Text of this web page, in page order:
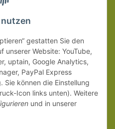
ab 99 € * Warenwert
Sie bitte unserenLiefer-
gestatten Sie den
unserer Website: YouTube,
uptain, Google Analytics,
PayPal Express
Sie können die Einstellung
Icon links unten). Weitere
und in unserer